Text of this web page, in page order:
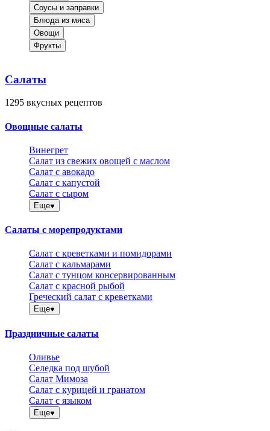
Соусы и заправки
Блюда из мяса
Овощи
Фрукты
Салаты
1295 вкусных рецептов
Овощные салаты
Винегрет
Салат из свежих овощей с маслом
Салат с авокадо
Салат с капустой
Салат с сыром
Еще
Салаты с морепродуктами
Салат с креветками и помидорами
Салат с кальмарами
Салат с тунцом консервированным
Салат с красной рыбой
Греческий салат с креветками
Еще
Праздничные салаты
Оливье
Селедка под шубой
Салат Мимоза
Салат с курицей и гранатом
Салат с языком
Еще